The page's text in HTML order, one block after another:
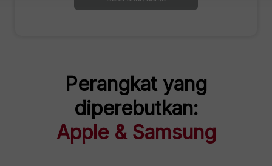
Perangkat yang
diperebutkan:
Apple & Samsung